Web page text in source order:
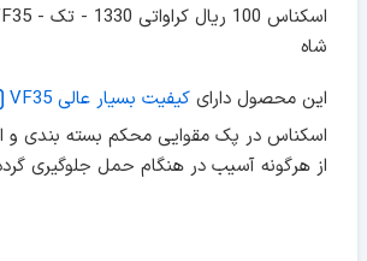
شاه
این محصول دارای کیفیت بسیار عالی VF35
اسکناس در پک مقوایی محکم بسته بندی و
از هرگونه آسیب در هنگام حمل جلوگیری